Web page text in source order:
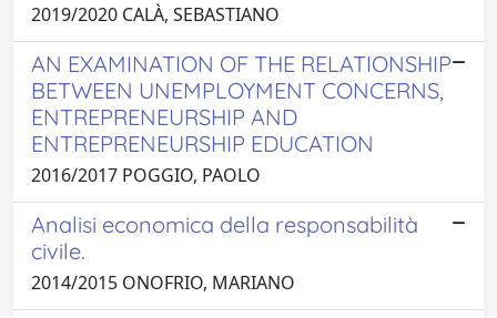
2019/2020 CALÀ, SEBASTIANO
AN EXAMINATION OF THE RELATIONSHIP
BETWEEN UNEMPLOYMENT CONCERNS,
ENTREPRENEURSHIP AND
ENTREPRENEURSHIP EDUCATION
2016/2017 POGGIO, PAOLO
Analisi economica della responsabilità
civile.
2014/2015 ONOFRIO, MARIANO